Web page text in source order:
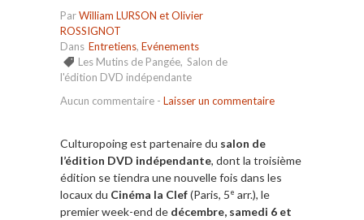
ParWilliam LURSON et Olivier
ROSSIGNOT
Dans Entretiens, Evénements
Les Mutins de Pangée, Salon de
l'édition DVD indépendante
Aucun commentaire - Laisser un commentaire
Culturopoing est partenaire du salon de
l’édition DVD indépendante, dont la troisième
édition se tiendra une nouvelle fois dans les
locaux du Cinéma la Clef(Paris, 5e arr.), le
premier week-end de décembre, samedi 6 et